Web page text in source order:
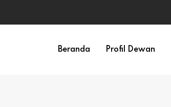
Beranda Profil Dewan